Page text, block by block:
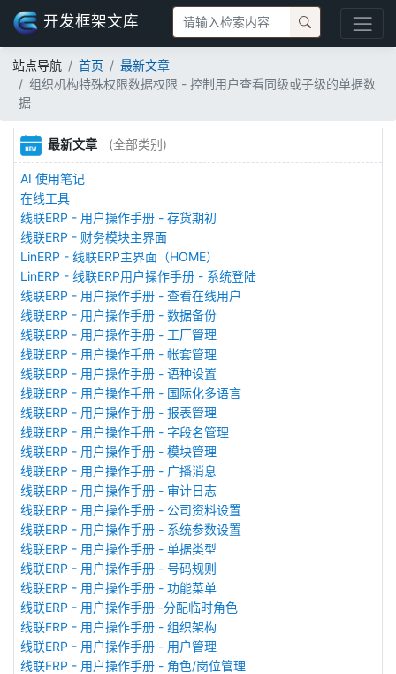
开发框架文库
站点导航 首页
最新文章
组织机构特殊权限数据权限 - 控制用户查看同级或子级的单据数
据
最新文章 (全部类别)
AI 使用笔记
在线工具
线联ERP - 用户操作手册 - 存货期初
线联ERP - 财务模块主界面
LinERP - 线联ERP主界面（HOME）
LinERP - 线联ERP用户操作手册 - 系统登陆
线联ERP - 用户操作手册 - 查看在线用户
线联ERP - 用户操作手册 - 数据备份
线联ERP - 用户操作手册 - 工厂管理
线联ERP - 用户操作手册 - 帐套管理
线联ERP - 用户操作手册 - 语种设置
线联ERP - 用户操作手册 - 国际化多语言
线联ERP - 用户操作手册 - 报表管理
线联ERP - 用户操作手册 - 字段名管理
线联ERP - 用户操作手册 - 模块管理
线联ERP - 用户操作手册 - 广播消息
线联ERP - 用户操作手册 - 审计日志
线联ERP - 用户操作手册 - 公司资料设置
线联ERP - 用户操作手册 - 系统参数设置
线联ERP - 用户操作手册 - 单据类型
线联ERP - 用户操作手册 - 号码规则
线联ERP - 用户操作手册 - 功能菜单
线联ERP - 用户操作手册 -分配临时角色
线联ERP - 用户操作手册 - 组织架构
线联ERP - 用户操作手册 - 用户管理
线联ERP - 用户操作手册 - 角色/岗位管理